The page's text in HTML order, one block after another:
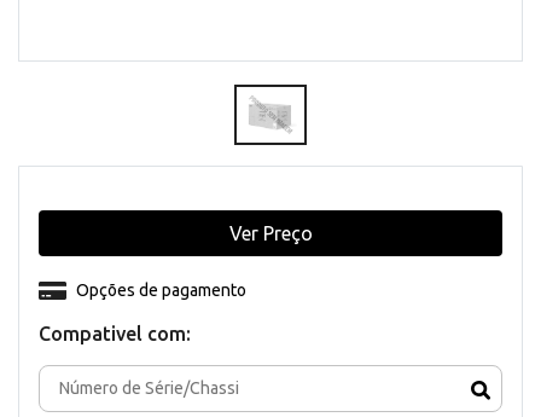
Compativel com:
Opções de pagamento
Ver Preço